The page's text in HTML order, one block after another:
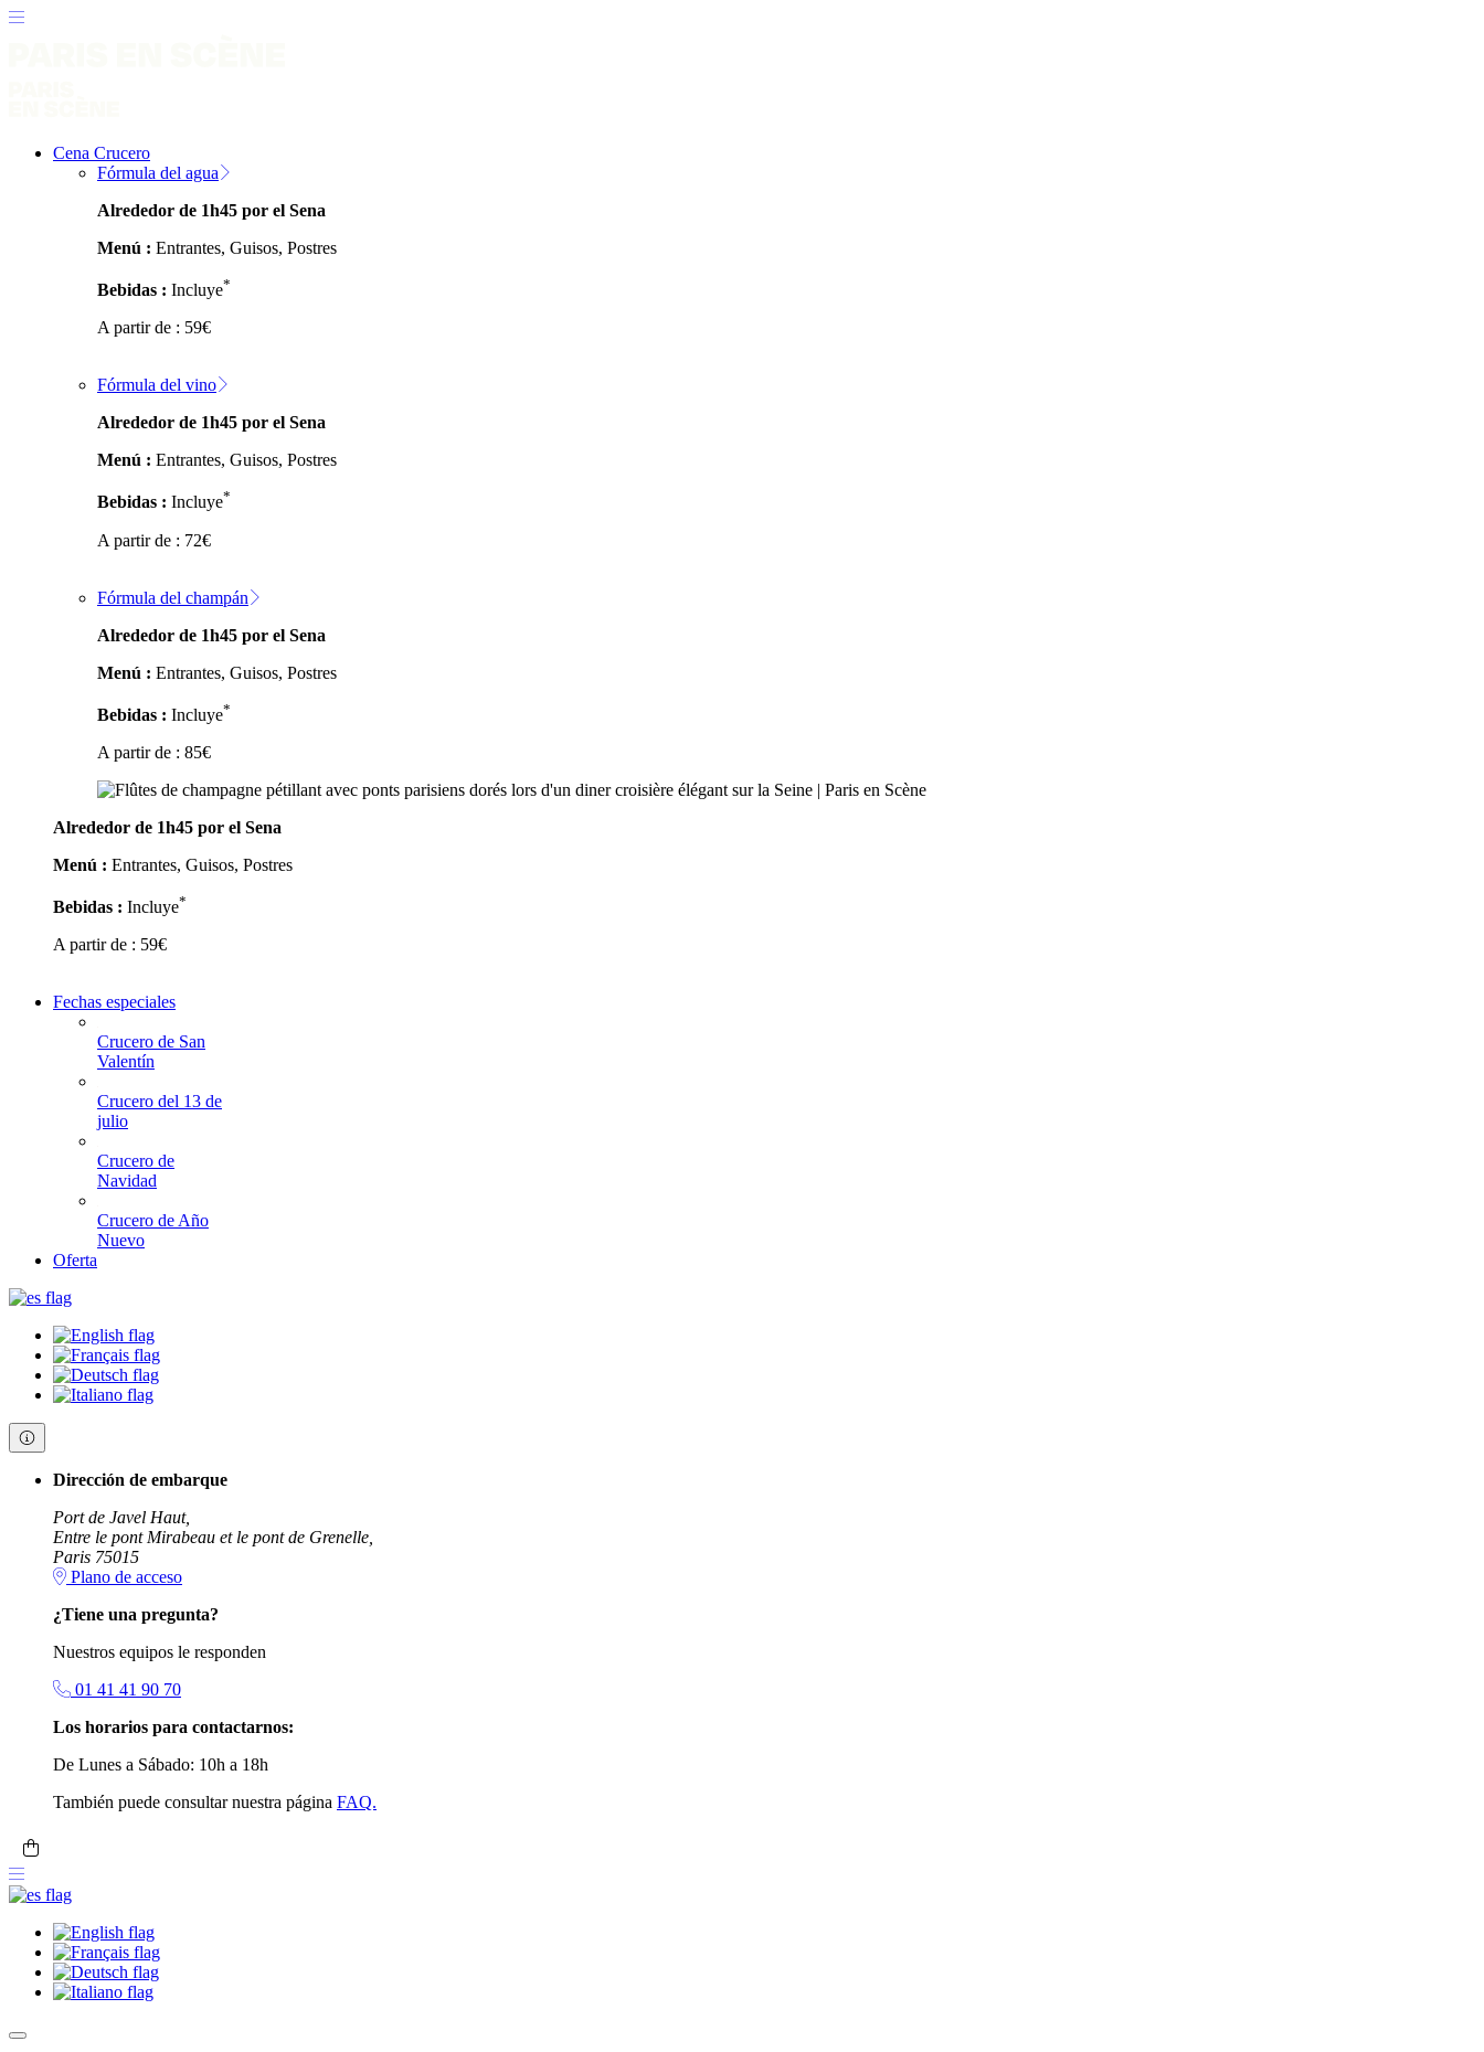
Cena Crucero
Fórmula del agua
Alrededor de 1h45 por el Sena
Menú : Entrantes, Guisos, Postres
Bebidas : Incluye*
A partir de : 59€
Fórmula del vino
Alrededor de 1h45 por el Sena
Menú : Entrantes, Guisos, Postres
Bebidas : Incluye*
A partir de : 72€
Fórmula del champán
Alrededor de 1h45 por el Sena
Menú : Entrantes, Guisos, Postres
Bebidas : Incluye*
A partir de : 85€
Alrededor de 1h45 por el Sena
Menú : Entrantes, Guisos, Postres
Bebidas : Incluye*
A partir de : 59€
Fechas especiales
Crucero de San
Valentín
Crucero del 13 de
julio
Crucero de
Navidad
Crucero de Año
Nuevo
Oferta
Dirección de embarque
Port de Javel Haut,
Entre le pont Mirabeau et le pont de Grenelle,
Paris 75015
Plano de acceso
¿Tiene una pregunta?
Nuestros equipos le responden
01 41 41 90 70
Los horarios para contactarnos:
De Lunes a Sábado: 10h a 18h
También puede consultar nuestra página FAQ.